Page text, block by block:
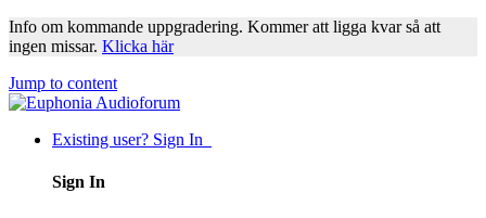
Info om kommande uppgradering. Kommer att ligga kvar så att
ingen missar. Klicka här
Jump to content
Existing user? Sign In
Sign In